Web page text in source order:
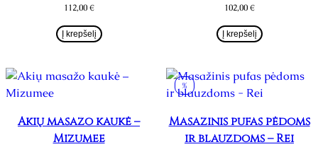
112,00€
Į krepšelį
102,00€
Į krepšelį
Akių masažo kaukė –
Mizumee
%
Masažinis pufas pėdoms
ir blauzdoms – Rei